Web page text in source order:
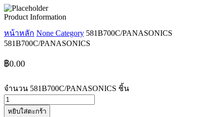
Product Information
หน้าหลัก None Category 581B700C/PANASONICS
581B700C/PANASONICS
฿0.00
จำนวน 581B700C/PANASONICS ชิ้น
หยิบใส่ตะกร้า